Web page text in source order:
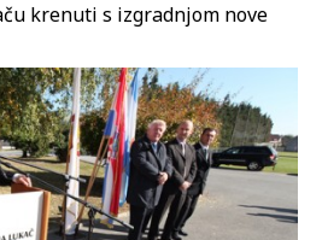
krenuti s izgradnjom nove